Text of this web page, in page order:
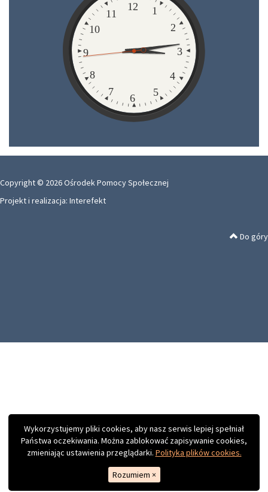
Wykorzystujemy pliki cookies, aby nasz serwis lepiej spełniał
Państwa oczekiwania. Można zablokować zapisywanie cookies,
zmieniając ustawienia przeglądarki. Polityka plików cookies.
Rozumiem ×
1
2
3
4
5
6
7
8
9
10
11
12
Copyright © 2026 Ośrodek Pomocy Społecznej
Projekt i realizacja: Interefekt
Do góry